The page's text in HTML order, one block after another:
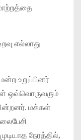
எல்லாது
உறுப்பினர்
ஒவ்வொருவரும்
மக்கள்
நேரத்தில்,